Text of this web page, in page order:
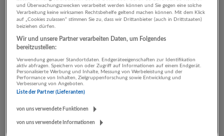
Bau | Holz | Immobilien Hillebrand
und Überwachungszwecken verarbeitet werden können und Sie gegen eine solche
Verarbeitung keine wirksamen Rechtsbehelfe geltend machen können. Mit dem Klick
auf „Cookies zulassen“ stimmen Sie zu, dass wir Drittanbieter (auch in Drittstaaten)
beiziehen dürfen.
Wir und unsere Partner verarbeiten Daten, um Folgendes
bereitzustellen:
Verwendung genauer Standortdaten. Endgeräteeigenschaften zur Identifikation
aktiv abfragen. Speichern von oder Zugriff auf Informationen auf einem Endgerät.
Personalisierte Werbung und Inhalte, Messung von Werbeleistung und der
Performance von Inhalten, Zielgruppenforschung sowie Entwicklung und
Verbesserung von Angeboten.
Liste der Partner (Lieferanten)
von uns verwendete Funktionen
von uns verwendete Informationen